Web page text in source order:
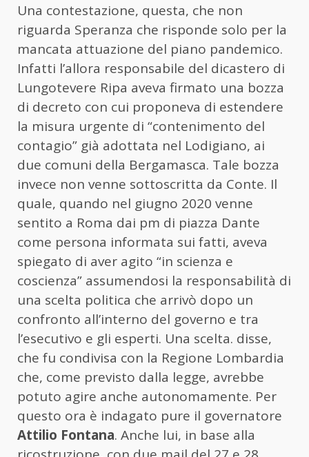
Una contestazione, questa, che non
riguarda Speranza che risponde solo per la
mancata attuazione del piano pandemico.
Infatti l’allora responsabile del dicastero di
Lungotevere Ripa aveva firmato una bozza
di decreto con cui proponeva di estendere
la misura urgente di “contenimento del
contagio” già adottata nel Lodigiano, ai
due comuni della Bergamasca. Tale bozza
invece non venne sottoscritta da Conte. Il
quale, quando nel giugno 2020 venne
sentito a Roma dai pm di piazza Dante
come persona informata sui fatti, aveva
spiegato di aver agito “in scienza e
coscienza” assumendosi la responsabilità di
una scelta politica che arrivò dopo un
confronto all’interno del governo e tra
l’esecutivo e gli esperti. Una scelta. disse,
che fu condivisa con la Regione Lombardia
che, come previsto dalla legge, avrebbe
potuto agire anche autonomamente. Per
questo ora è indagato pure il governatore
Attilio Fontana. Anche lui, in base alla